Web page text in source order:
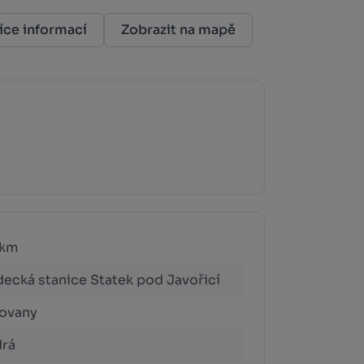
informací Zobrazit na mapě
stanice Statek pod Javořicí